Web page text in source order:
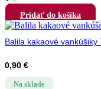
Pridať do košíka
Balila kakaové vankúšiky
0,90 €
Na sklade